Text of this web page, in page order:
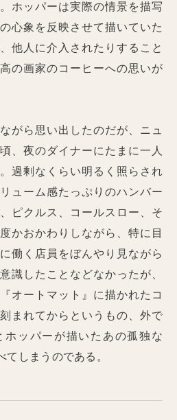
ホッパーは実際の情景を描写
心象を反映させて描いていた
他人に介入されたりすること
の画家のコーヒーへの思いが
がら思い出したのだが、ニュ
、夜のダイナーにたまに一人
過剰なくらい明るく照らされ
ューム感たっぷりのハンバー
ピクルス、コールスロー、そ
かおかわりしながら、特に目
働く店員をぼんやり見ながら
識したことなどなかったが、
オートマット』に描かれたコ
まれてからというもの、外で
ホッパーが描いたあの孤独な
てしまうのである。